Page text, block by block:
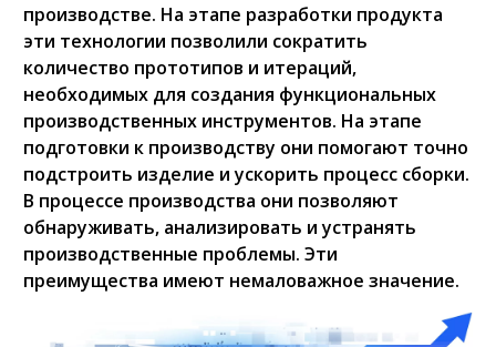
производстве. На этапе разработки продукта
эти технологии позволили сократить
количество прототипов и итераций,
необходимых для создания функциональных
производственных инструментов. На этапе
подготовки к производству они помогают точно
подстроить изделие и ускорить процесс сборки.
В процессе производства они позволяют
обнаруживать, анализировать и устранять
производственные проблемы. Эти
преимущества имеют немаловажное значение.